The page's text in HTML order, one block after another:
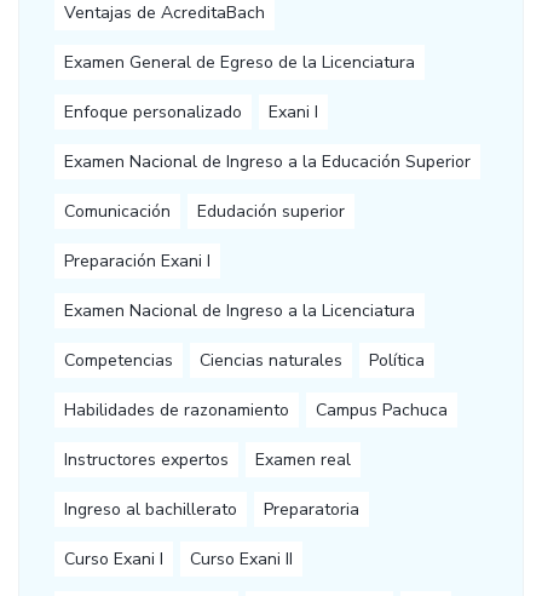
Ventajas de AcreditaBach
Examen General de Egreso de la Licenciatura
Enfoque personalizado Exani I
Examen Nacional de Ingreso a la Educación Superior
Comunicación Edudación superior
Preparación Exani I
Examen Nacional de Ingreso a la Licenciatura
Competencias Ciencias naturales Política
Habilidades de razonamiento Campus Pachuca
Instructores expertos Examen real
Ingreso al bachillerato Preparatoria
Curso Exani I Curso Exani II